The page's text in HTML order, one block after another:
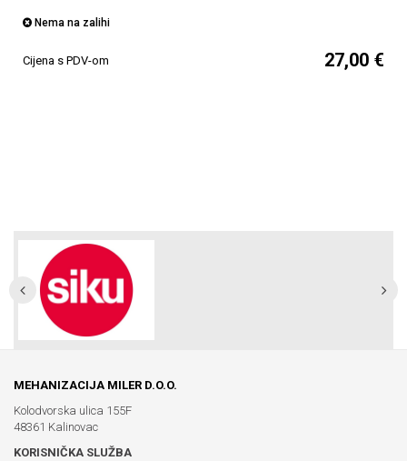
Nema na zalihi
Cijena s PDV-om 27,00 €
MEHANIZACIJA MILER D.O.O.
Kolodvorska ulica 155F
48361 Kalinovac
KORISNIČKA SLUŽBA